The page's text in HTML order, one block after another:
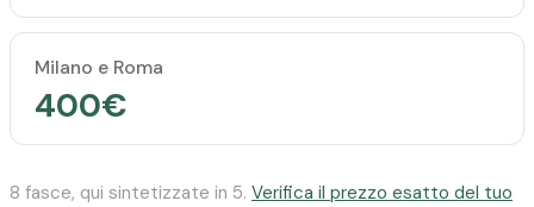
Milano e Roma
400€
8 fasce, qui sintetizzate in 5. Verifica il prezzo esatto del tuo